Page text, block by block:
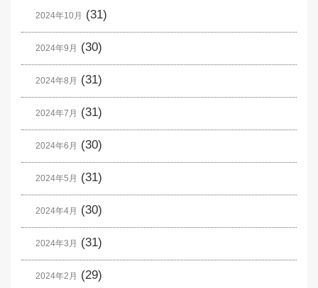
2024年10月 (31)
2024年9月 (30)
2024年8月 (31)
2024年7月 (31)
2024年6月 (30)
2024年5月 (31)
2024年4月 (30)
2024年3月 (31)
2024年2月 (29)